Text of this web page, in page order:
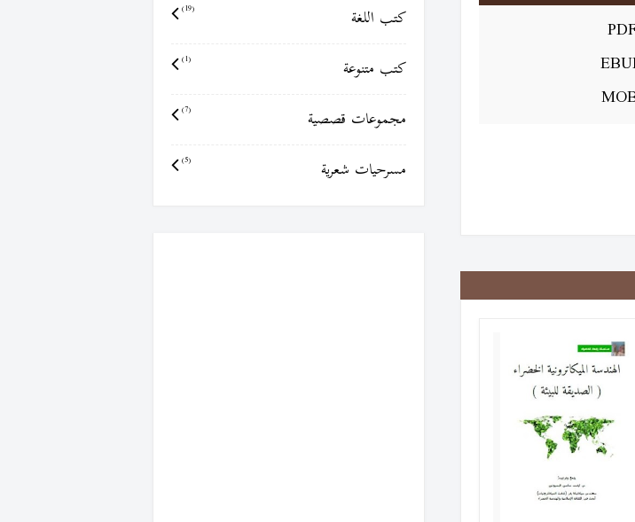
كتب اللغة (19)
كتب متنوعة (1)
مجموعات قصصية (7)
مسرحيات شعرية (5)